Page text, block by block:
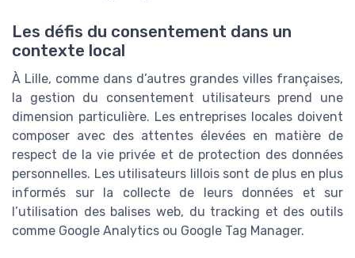
Les défis du consentement dans un
contexte local
À Lille, comme dans d’autres grandes villes françaises,
la gestion du consentement utilisateurs prend une
dimension particulière. Les entreprises locales doivent
composer avec des attentes élevées en matière de
respect de la vie privée et de protection des données
personnelles. Les utilisateurs lillois sont de plus en plus
informés sur la collecte de leurs données et sur
l’utilisation des balises web, du tracking et des outils
comme Google Analytics ou Google Tag Manager.